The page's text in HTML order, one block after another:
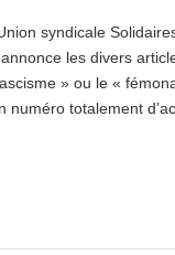
syndicale
les divers
» ou le «
numéro totalement